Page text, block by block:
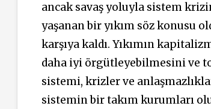
ancak savaş yoluyla sistem
yaşanan bir yıkım söz konusu
karşıya kaldı. Yıkımın
daha iyi örgütleyebilmesini ve
sistemi, krizler ve
sistemin bir takım kurumları